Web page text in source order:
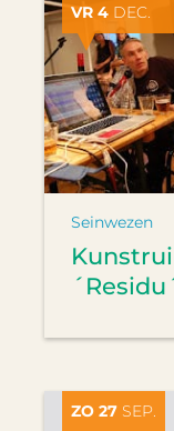
VR 4 DEC.
Seinwezen
ZO 27 SEP.